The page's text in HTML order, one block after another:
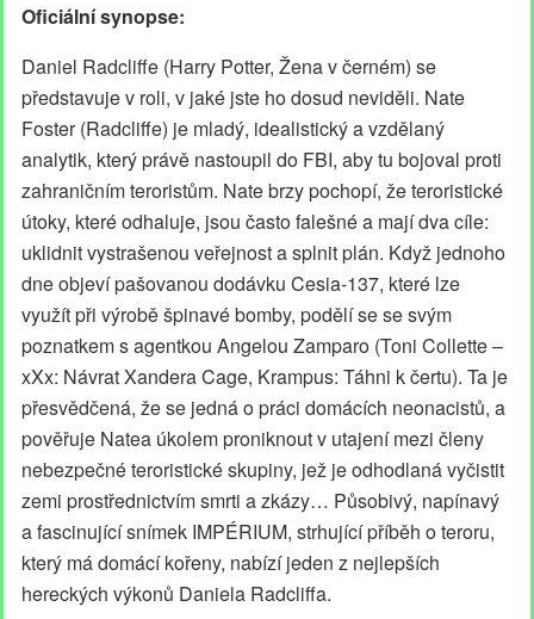
Oficiální synopse:
Daniel Radcliffe (Harry Potter, Žena v černém) se
představuje v roli, v jaké jste ho dosud neviděli. Nate
Foster (Radcliffe) je mladý, idealistický a vzdělaný
analytik, který právě nastoupil do FBI, aby tu bojoval proti
zahraničním teroristům. Nate brzy pochopí, že teroristické
útoky, které odhaluje, jsou často falešné a mají dva cíle:
uklidnit vystrašenou veřejnost a splnit plán. Když jednoho
dne objeví pašovanou dodávku Cesia-137, které lze
využít při výrobě špinavé bomby, podělí se se svým
poznatkem s agentkou Angelou Zamparo (Toni Collette –
xXx: Návrat Xandera Cage, Krampus: Táhni k čertu). Ta je
přesvědčená, že se jedná o práci domácích neonacistů, a
pověřuje Natea úkolem proniknout v utajení mezi členy
nebezpečné teroristické skupiny, jež je odhodlaná vyčistit
zemi prostřednictvím smrti a zkázy… Působivý, napínavý
a fascinující snímek IMPÉRIUM, strhující příběh o teroru,
který má domácí kořeny, nabízí jeden z nejlepších
hereckých výkonů Daniela Radcliffa.